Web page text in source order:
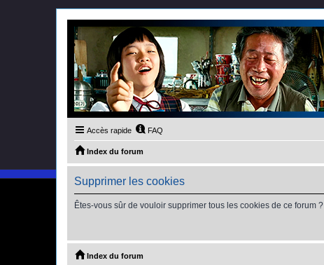
Accès rapide FAQ
Index du forum
Supprimer les cookies
Êtes-vous sûr de vouloir supprimer tous les cookies de ce forum ?
Index du forum